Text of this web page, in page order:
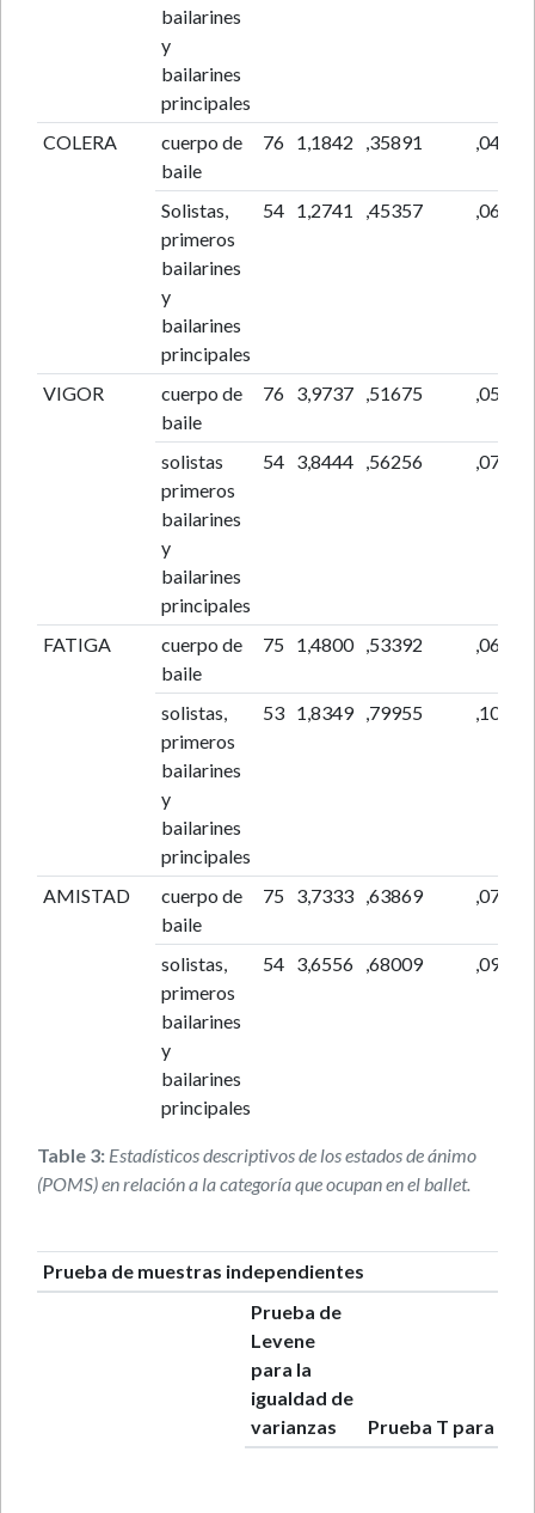
Table 3: Estadísticos descriptivos de los estados de ánimo
(POMS) en relación a la categoría que ocupan en el ballet.
bailarines
y
bailarines
principales
COLERA
cuerpo de
baile
76 1,1842 ,35891 ,04117
Solistas,
primeros
bailarines
y
bailarines
principales
54 1,2741 ,45357 ,06172
VIGOR
cuerpo de
baile
76 3,9737 ,51675 ,05928
solistas
primeros
bailarines
y
bailarines
principales
54 3,8444 ,56256 ,07656
FATIGA
cuerpo de
baile
75 1,4800 ,53392 ,06165
solistas,
primeros
bailarines
y
bailarines
principales
53 1,8349 ,79955 ,10983
AMISTAD
cuerpo de
baile
75 3,7333 ,63869 ,07375
solistas,
primeros
bailarines
y
bailarines
principales
54 3,6556 ,68009 ,09255
Prueba de muestras independientes
Prueba de
Levene
para la
igualdad de
varianzas
Prueba T para la